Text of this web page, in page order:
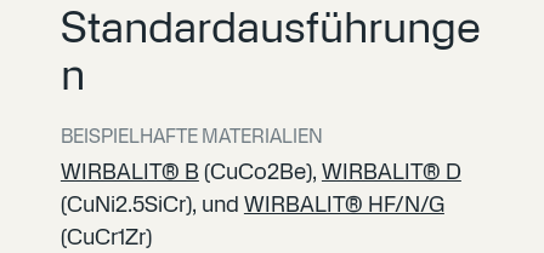
Standardausführunge
n
BEISPIELHAFTE MATERIALIEN
WIRBALIT® B (CuCo2Be), WIRBALIT® D
(CuNi2.5SiCr), und WIRBALIT® HF/N/G
(CuCr1Zr)